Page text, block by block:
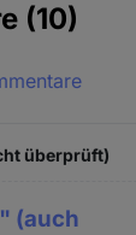
(10)
überprüft)
(auch